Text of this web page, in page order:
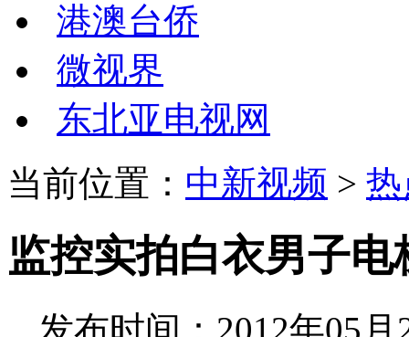
港澳台侨
微视界
东北亚电视网
当前位置： 中新视频 >
监控实拍白衣男子
发布时间：2012年05月